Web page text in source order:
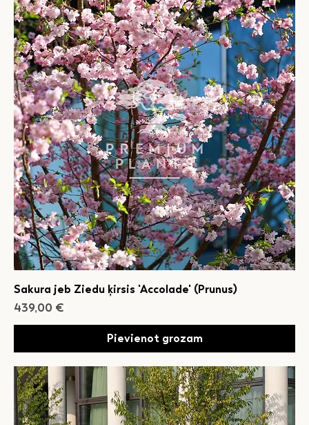
Sakura jeb Ziedu ķirsis 'Accolade' (Prunus)
Cena
439,00 €
Pievienot grozam